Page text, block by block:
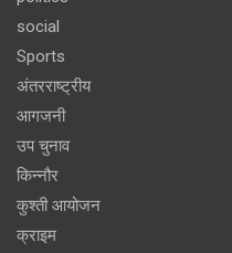
social
Sports
अंतरराष्ट्रीय
आगजनी
उप चुनाव
किन्नौर
कुश्ती आयोजन
क्राइम